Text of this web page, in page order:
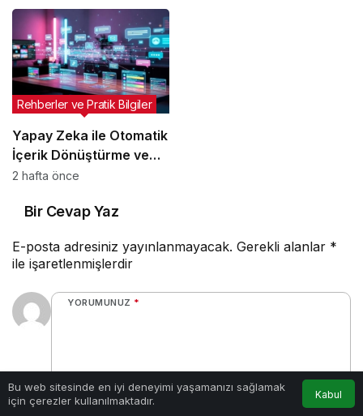
Yapay Zeka ile Otomatik
İçerik Dönüştürme ve
Script Yazım Rehberi
Rehberler ve Pratik Bilgiler
2 hafta önce
Bir Cevap Yaz
E-posta adresiniz yayınlanmayacak. Gerekli alanlar *
ile işaretlenmişlerdir
YORUMUNUZ *
0/30 karakter
Bu web sitesinde en iyi deneyimi yaşamanızı sağlamak
için çerezler kullanılmaktadır.
Kabul
Anasayfa Rehber